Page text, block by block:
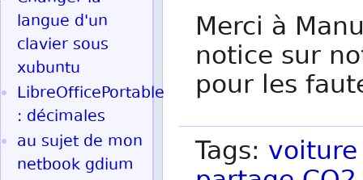
Merci à
notice sur
pour les
Tags: voiture
langue d'un
clavier sous
xubuntu
LibreOfficePortable
: décimales
au sujet de mon
netbook gdium